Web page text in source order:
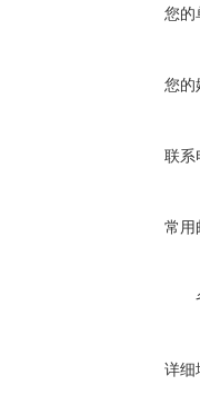
您的
您的
联系
常用
详细